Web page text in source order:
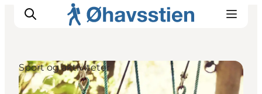
Sport og aktiviteter